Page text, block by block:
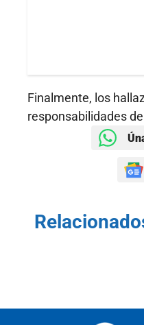
Finalmente, los
responsabilidades